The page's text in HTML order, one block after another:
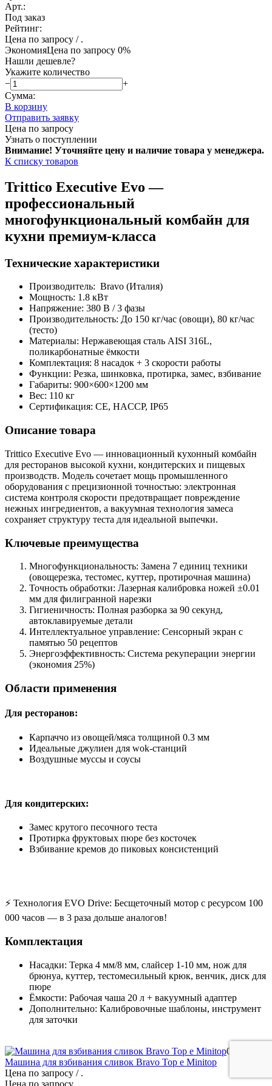
Арт.:
Под заказ
Рейтинг:
Цена по запросу / .
ЭкономияЦена по запросу 0%
Нашли дешевле?
Укажите количество
−
+
Сумма:
В корзину
Отправить заявку
Цена по запросу
Узнать о поступлении
Внимание! Уточняйте цену и наличие товара у менеджера.
К списку товаров
Trittico Executive Evo —
профессиональный
многофункциональный комбайн для
кухни премиум-класса
Технические характеристики
Производитель: Bravo (Италия)
Мощность: 1.8 кВт
Напряжение: 380 В / 3 фазы
Производительность: До 150 кг/час (овощи), 80 кг/час
(тесто)
Материалы: Нержавеющая сталь AISI 316L,
поликарбонатные ёмкости
Комплектация: 8 насадок + 3 скорости работы
Функции: Резка, шинковка, протирка, замес, взбивание
Габариты: 900×600×1200 мм
Вес: 110 кг
Сертификация: CE, HACCP, IP65
Описание товара
Trittico Executive Evo — инновационный кухонный комбайн
для ресторанов высокой кухни, кондитерских и пищевых
производств. Модель сочетает мощь промышленного
оборудования с прецизионной точностью: электронная
система контроля скорости предотвращает повреждение
нежных ингредиентов, а вакуумная технология замеса
сохраняет структуру теста для идеальной выпечки.
Ключевые преимущества
Многофункциональность: Замена 7 единиц техники
(овощерезка, тестомес, куттер, протирочная машина)
Точность обработки: Лазерная калибровка ножей ±0.01
мм для филигранной нарезки
Гигиеничность: Полная разборка за 90 секунд,
автоклавируемые детали
Интеллектуальное управление: Сенсорный экран с
памятью 50 рецептов
Энергоэффективность: Система рекуперации энергии
(экономия 25%)
Области применения
Для ресторанов:
Карпаччо из овощей/мяса толщиной 0.3 мм
Идеальные джулиен для wok-станций
Воздушные муссы и соусы
Для кондитерских:
Замес крутого песочного теста
Протирка фруктовых пюре без косточек
Взбивание кремов до пиковых консистенций
⚡ Технология EVO Drive: Бесщеточный мотор с ресурсом 100
000 часов — в 3 раза дольше аналогов!
Комплектация
Насадки: Терка 4 мм/8 мм, слайсер 1-10 мм, нож для
брюнуа, куттер, тестомесильный крюк, венчик, диск для
пюре
Ёмкости: Рабочая чаша 20 л + вакуумный адаптер
Дополнительно: Калибровочные шаблоны, инструмент
для заточки
0%
Машина для взбивания сливок Bravo Top e Minitop
Цена по запросу / .
Цена по запросу